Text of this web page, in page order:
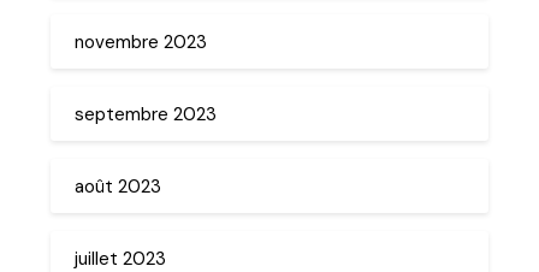
novembre 2023
septembre 2023
août 2023
juillet 2023